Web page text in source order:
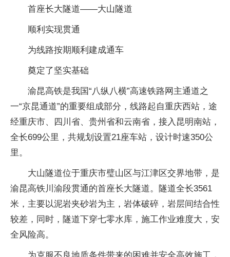
首座长大隧道——大山隧道
顺利实现贯通
为线路按期顺利建成通车
奠定了坚实基础
渝昆高铁是我国“八纵八横”高速铁路网主通道之
一“京昆通道”的重要组成部分，线路起自重庆西站，途
经重庆市、四川省、贵州省和云南省，接入昆明南站，
全长699公里，共规划设置21座车站，设计时速350公
里。
大山隧道位于重庆市璧山区与江津区交界地带，是
渝昆高铁川渝段贯通的首座长大隧道。隧道全长3561
米，主要以泥岩夹砂岩为主，岩体破碎，岩层间结合性
较差，同时，隧道下穿七零水库，施工作业难度大，安
全风险高。